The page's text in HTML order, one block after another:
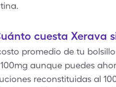
cuesta Xerava
promedio de tu
aunque puedes
reconstituidas al